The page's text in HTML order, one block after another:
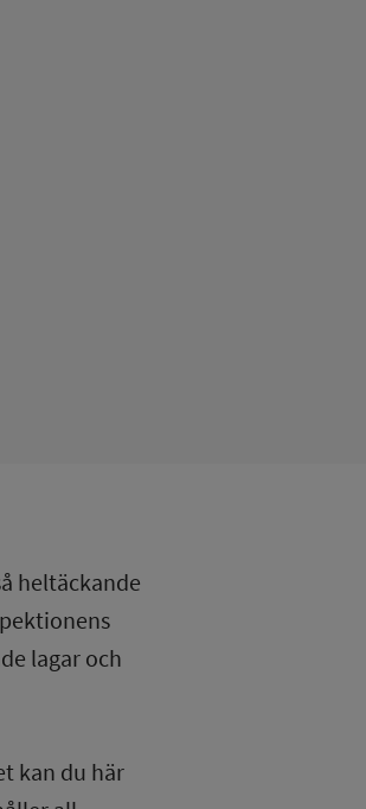
heltäckande
lagar och
kan du här